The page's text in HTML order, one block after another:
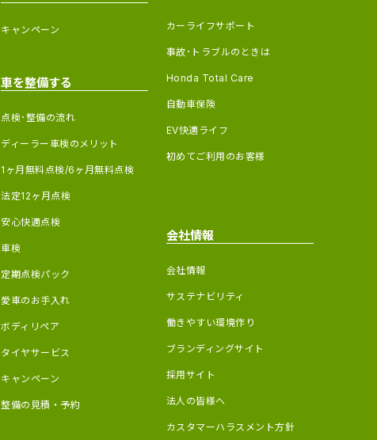
キャンペーン
車を整備する
点検･整備の流れ
ディーラー車検のメリット
1ヶ月無料点検/6ヶ月無料点検
法定12ヶ月点検
安心快適点検
車検
定期点検パック
愛車のお手入れ
ボディリペア
タイヤサービス
キャンペーン
整備の見積・予約
カーライフサポート
事故･トラブルのときは
Honda Total Care
自動車保険
EV快適ライフ
初めてご利用のお客様
会社情報
会社情報
サステナビリティ
働きやすい環境作り
ブランディングサイト
採用サイト
法人の皆様へ
カスタマーハラスメント方針